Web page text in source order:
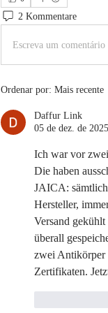
2 Kommentare
Escreva um comentário
Ordenar por: Mais recente
Daffur Link
05 de dez. de 2025
Ich war vor
Die haben
JAICA:
Hersteller,
Versand
überall
zwei Antikörper
Zertifikaten.